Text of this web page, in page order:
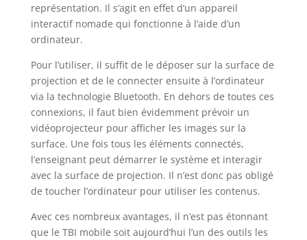
représentation. Il s’agit en effet d’un appareil
interactif nomade qui fonctionne à l’aide d’un
ordinateur.
Pour l’utiliser, il suffit de le déposer sur la surface de
projection et de le connecter ensuite à l’ordinateur
via la technologie Bluetooth. En dehors de toutes ces
connexions, il faut bien évidemment prévoir un
vidéoprojecteur pour afficher les images sur la
surface. Une fois tous les éléments connectés,
l’enseignant peut démarrer le système et interagir
avec la surface de projection. Il n’est donc pas obligé
de toucher l’ordinateur pour utiliser les contenus.
Avec ces nombreux avantages, il n’est pas étonnant
que le TBI mobile soit aujourd’hui l’un des outils les